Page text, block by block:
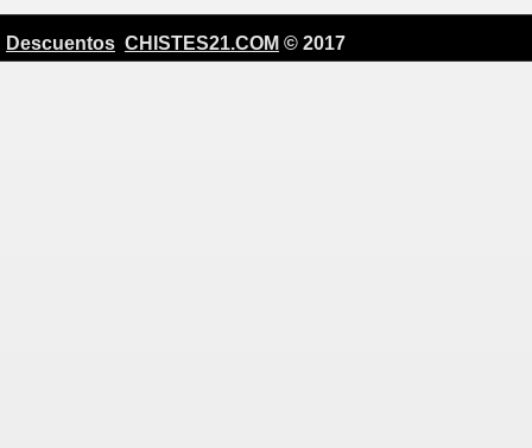
Descuentos CHISTES21.COM © 2017